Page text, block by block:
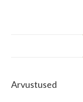
Arvustused